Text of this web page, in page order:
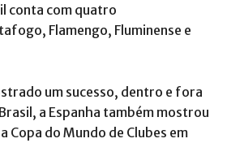
conta com quatro
Flamengo, Fluminense e
um sucesso, dentro e fora
a Espanha também mostrou
Copa do Mundo de Clubes em